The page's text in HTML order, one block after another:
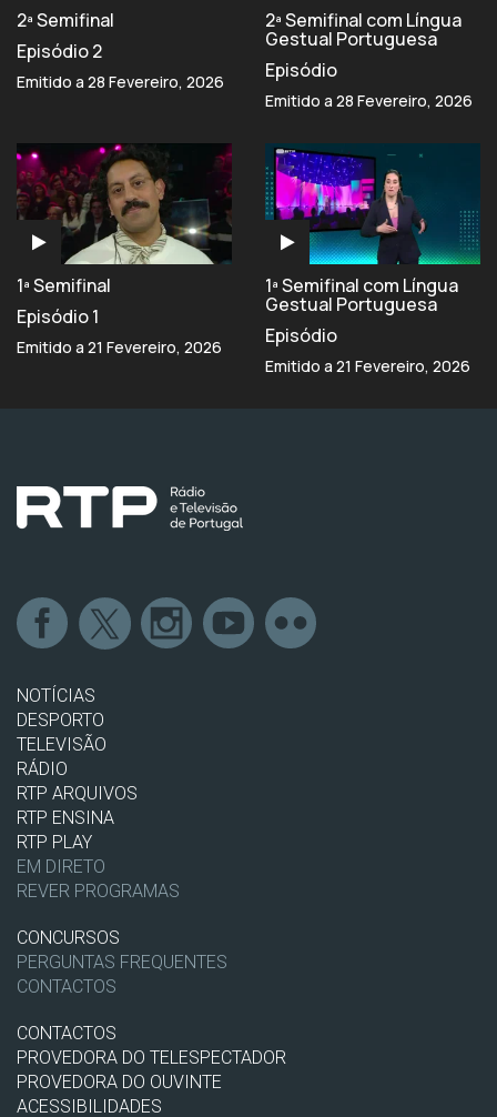
2ª Semifinal
Episódio 2
Emitido a 28 Fevereiro, 2026
2ª Semifinal com Língua
Gestual Portuguesa
Episódio
Emitido a 28 Fevereiro, 2026
1ª Semifinal
Episódio 1
Emitido a 21 Fevereiro, 2026
1ª Semifinal com Língua
Gestual Portuguesa
Episódio
Emitido a 21 Fevereiro, 2026
NOTÍCIAS
DESPORTO
TELEVISÃO
RÁDIO
RTP ARQUIVOS
RTP ENSINA
RTP PLAY
EM DIRETO
REVER PROGRAMAS
CONCURSOS
PERGUNTAS FREQUENTES
CONTACTOS
CONTACTOS
PROVEDORA DO TELESPECTADOR
PROVEDORA DO OUVINTE
ACESSIBILIDADES